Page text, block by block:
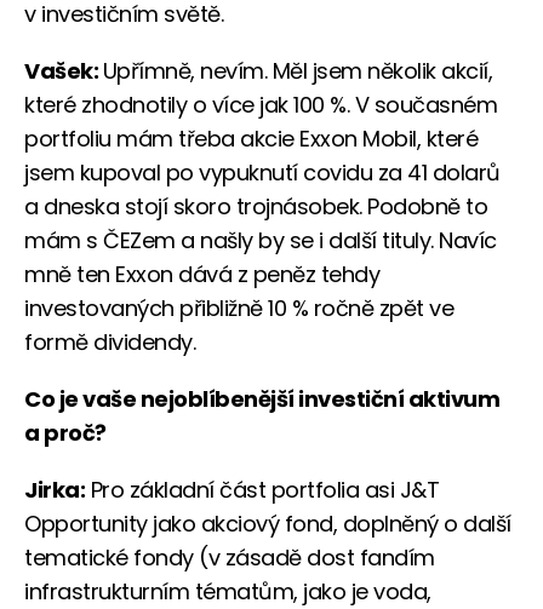
v investičním světě.
Vašek: Upřímně, nevím. Měl jsem několik akcií,
které zhodnotily o více jak 100 %. V současném
portfoliu mám třeba akcie Exxon Mobil, které
jsem kupoval po vypuknutí covidu za 41 dolarů
a dneska stojí skoro trojnásobek. Podobně to
mám s ČEZem a našly by se i další tituly. Navíc
mně ten Exxon dává z peněz tehdy
investovaných přibližně 10 % ročně zpět ve
formě dividendy.
Co je vaše nejoblíbenější investiční aktivum
a proč?
Jirka: Pro základní část portfolia asi J&T
Opportunity jako akciový fond, doplněný o další
tematické fondy (v zásadě dost fandím
infrastrukturním tématům, jako je voda,